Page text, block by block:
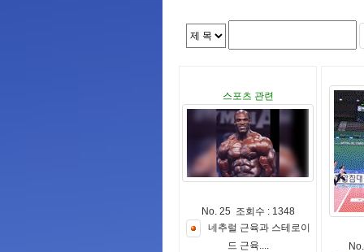
스포츠 관련
No. 25 조회수 : 1348
네 추럴 근육과 스테 로이
드 근육....